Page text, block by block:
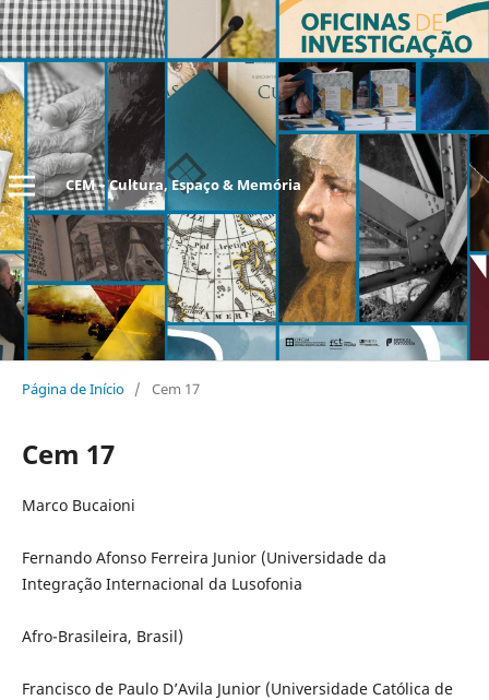
CEM – Cultura, Espaço & Memória
Página de Início / Cem 17
Cem 17
Marco Bucaioni
Fernando Afonso Ferreira Junior (Universidade da
Integração Internacional da Lusofonia
Afro-Brasileira, Brasil)
Francisco de Paulo D’Avila Junior (Universidade Católica de